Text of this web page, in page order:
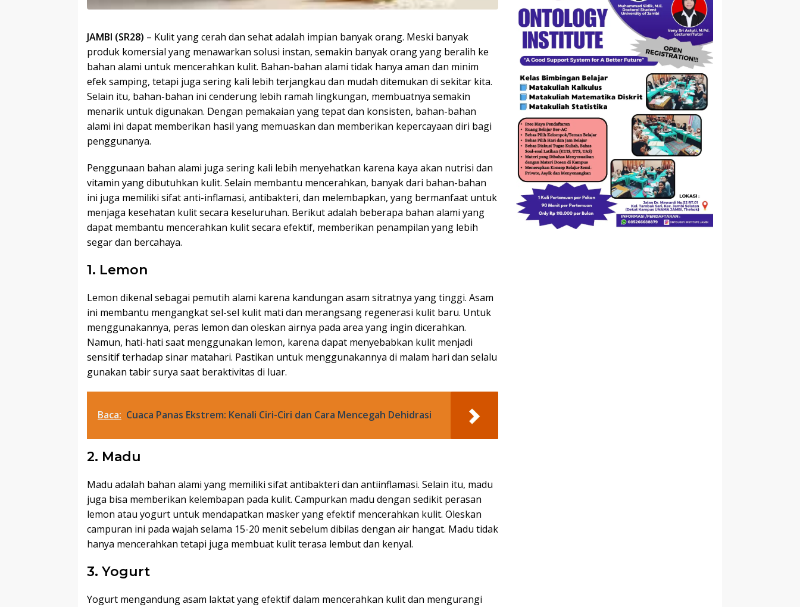
JAMBI (SR28) – Kulit yang cerah dan sehat adalah impian banyak orang. Meski banyak
produk komersial yang menawarkan solusi instan, semakin banyak orang yang beralih ke
bahan alami untuk mencerahkan kulit. Bahan-bahan alami tidak hanya aman dan minim
efek samping, tetapi juga sering kali lebih terjangkau dan mudah ditemukan di sekitar kita.
Selain itu, bahan-bahan ini cenderung lebih ramah lingkungan, membuatnya semakin
menarik untuk digunakan. Dengan pemakaian yang tepat dan konsisten, bahan-bahan
alami ini dapat memberikan hasil yang memuaskan dan memberikan kepercayaan diri bagi
penggunanya.
Penggunaan bahan alami juga sering kali lebih menyehatkan karena kaya akan nutrisi dan
vitamin yang dibutuhkan kulit. Selain membantu mencerahkan, banyak dari bahan-bahan
ini juga memiliki sifat anti-inflamasi, antibakteri, dan melembapkan, yang bermanfaat untuk
menjaga kesehatan kulit secara keseluruhan. Berikut adalah beberapa bahan alami yang
dapat membantu mencerahkan kulit secara efektif, memberikan penampilan yang lebih
segar dan bercahaya.
1. Lemon
Lemon dikenal sebagai pemutih alami karena kandungan asam sitratnya yang tinggi. Asam
ini membantu mengangkat sel-sel kulit mati dan merangsang regenerasi kulit baru. Untuk
menggunakannya, peras lemon dan oleskan airnya pada area yang ingin dicerahkan.
Namun, hati-hati saat menggunakan lemon, karena dapat menyebabkan kulit menjadi
sensitif terhadap sinar matahari. Pastikan untuk menggunakannya di malam hari dan selalu
gunakan tabir surya saat beraktivitas di luar.
Baca: Cuaca Panas Ekstrem: Kenali Ciri-Ciri dan Cara Mencegah Dehidrasi
2. Madu
Madu adalah bahan alami yang memiliki sifat antibakteri dan antiinflamasi. Selain itu, madu
juga bisa memberikan kelembapan pada kulit. Campurkan madu dengan sedikit perasan
lemon atau yogurt untuk mendapatkan masker yang efektif mencerahkan kulit. Oleskan
campuran ini pada wajah selama 15-20 menit sebelum dibilas dengan air hangat. Madu tidak
hanya mencerahkan tetapi juga membuat kulit terasa lembut dan kenyal.
3. Yogurt
Yogurt mengandung asam laktat yang efektif dalam mencerahkan kulit dan mengurangi